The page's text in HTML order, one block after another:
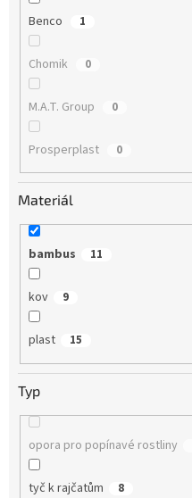
Benco 1
Chomik 0
M.A.T. Group 0
Prosperplast 0
Materiál
bambus 11
kov 9
plast 15
Typ
opora pro popínavé rostliny
tyč k rajčatům 8